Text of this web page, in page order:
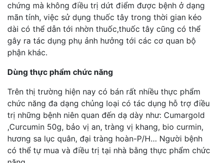
chứng mà không điều trị dứt điểm được bệnh ở dạng
mãn tính, việc sử dụng thuốc tây trong thời gian kéo
dài có thể dẫn tới nhờn thuốc,thuốc tây cũng có thể
gây ra tác dụng phụ ảnh hưởng tới các cơ quan bộ
phận khác.
Dùng thực phẩm chức năng
Trên thị trường hiện nay có bán rất nhiều thực phẩm
chức năng đa dạng chủng loại có tác dụng hỗ trợ điều
trị những bệnh niên quan đến dạ dày như: Cumargold
,Curcumin 50g, bảo vị an, tràng vị khang, bio curmin,
hương sa lục quân, đại tràng hoàn-P/H… Người bệnh
có thể tự mua và điều trị tại nhà bằng thực phẩm chức